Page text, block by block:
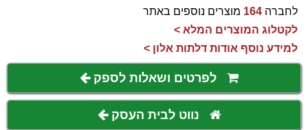
לחברה 164 מוצרים נוספים באתר
לקטלוג המוצרים המלא >
למידע נוסף אודות דלתות אלון >
לפרטים ושאלות לספק
נווט לבית העסק